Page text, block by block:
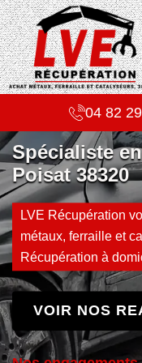
04 82
Spécialiste
Poisat 38320
LVE Récupération
métaux, ferraille et
Récupération à
VOIR NOS